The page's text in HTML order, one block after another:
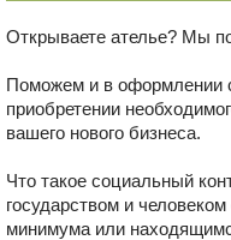
Открываете ателье? Мы
Поможем и в оформлении
приобретении
вашего нового бизнеса.
Что такое социальный
государством и
минимума или